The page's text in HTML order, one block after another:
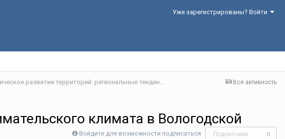
Уже зарегистрированы? Войти
Вся активность
Секция 1. Научно-технологическое развитие территорий: региональные тенденции и практики
климата в Вологодской
Войдите для возможности подписаться Подписчики 0